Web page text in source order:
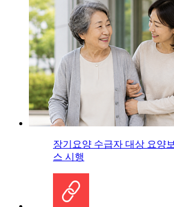
장기요양 수급자 대상 요양
스 시행